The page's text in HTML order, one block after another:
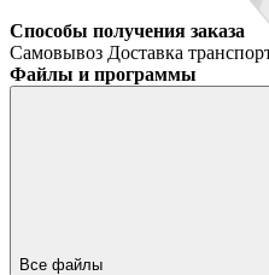
Способы получения заказа
Самовывоз Доставка
Файлы и программы
Все файлы